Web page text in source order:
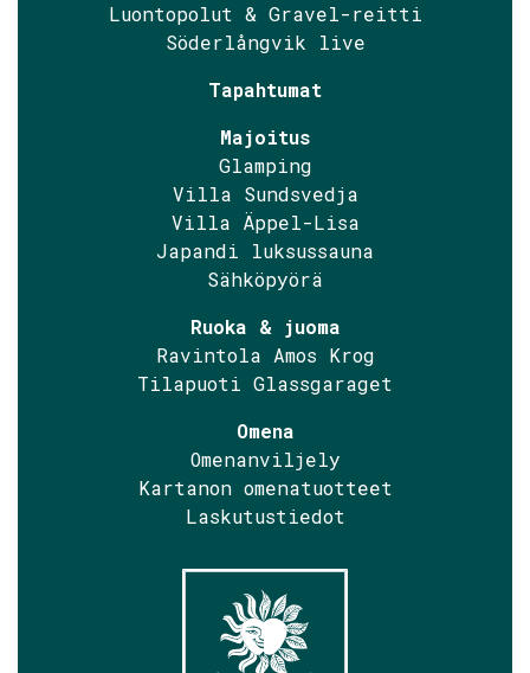
Luontopolut & Gravel-reitti
Söderlångvik live
Tapahtumat
Majoitus
Glamping
Villa Sundsvedja
Villa Äppel-Lisa
Japandi luksussauna
Sähköpyörä
Ruoka & juoma
Ravintola Amos Krog
Tilapuoti Glassgaraget
Omena
Omenanviljely
Kartanon omenatuotteet
Laskutustiedot